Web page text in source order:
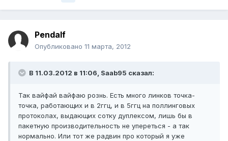
Pendalf
Опубликовано 11 марта, 2012
В 11.03.2012 в 11:06, Saab95 сказал:
Так вайфай вайфаю рознь. Есть много линков точка-
точка, работающих и в 2ггц, и в 5ггц на поллинговых
протоколах, выдающих сотку дуплексом, лишь бы в
пакетную производительность не упереться - а так
нормально. Или тот же радвин про который я уже